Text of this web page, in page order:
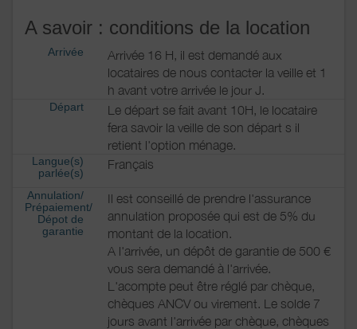
A savoir : conditions de la location
Arrivée
Arrivée 16 H, il est demandé aux
locataires de nous contacter la veille et 1
h avant votre arrivée le jour J.
Départ
Le départ se fait avant 10H, le locataire
fera savoir la veille de son départ s il
retient l'option ménage.
Langue(s)
parlée(s)
Français
Annulation/
Prépaiement/
Dépot de
garantie
Il est conseillé de prendre l'assurance
annulation proposée qui est de 5% du
montant de la location.
A l'arrivée, un dépôt de garantie de 500 €
vous sera demandé à l'arrivée.
L'acompte peut être réglé par chèque,
chèques ANCV ou virement. Le solde 7
jours avant l'arrivée par chèque, chèques